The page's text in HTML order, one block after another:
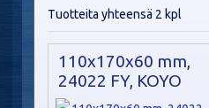
Tuotteita yhteensä 2 kpl
110x170x60 mm,
24022 FY, KOYO